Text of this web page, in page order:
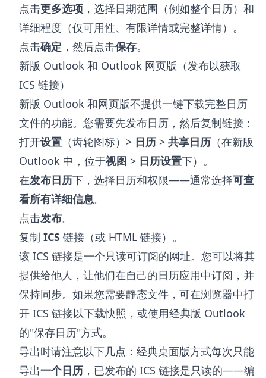
点击更多选项 ，选择日期范围（例如整个日历）和
详细程度（仅可用性、有限详情或完整详情）。
点击确定 ，然后点击保存。
新版 Outlook 和 Outlook 网页版（发布以获取
ICS 链接）
新版 Outlook 和网页版不提供一键下载完整日历
文件的功能。您需要先发布日历，然后复制链接：
打开设置 （齿轮图标）> 日历 > 共享日历 （在新版
Outlook 中，位于视图 > 日历设置下）。
在发布日历下，选择日历和权限——通常选择可查
看所有详细信息。
点击发布。
复制 ICS 链接（或 HTML 链接）。
该 ICS 链接是一个只读可订阅的网址。您可以将其
提供给他人，让他们在自己的日历应用中订阅，并
保持同步。如果您需要静态文件，可在浏览器中打
开 ICS 链接以下载快照，或使用经典版 Outlook
的"保存日历"方式。
导出时请注意以下几点：经典桌面版方式每次只能
导出一个日历 ，已发布的 ICS 链接是只读的——编